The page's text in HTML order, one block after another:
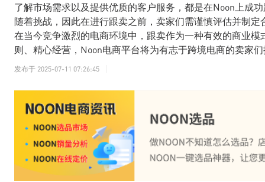
了解市场需求以及提供优质的客户服务，都是在Noon上成
随着挑战，因此在进行跟卖之前，卖家们需谨慎评估并制定
在当今竞争激烈的电商环境中，跟卖作为一种有效的商业
则、精心经营，Noon电商平台将为有志于跨境电商的卖家
发布于 2025-07-11 07:26:45